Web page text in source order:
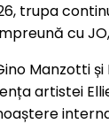
trupa
cu
Manzotti
artistei